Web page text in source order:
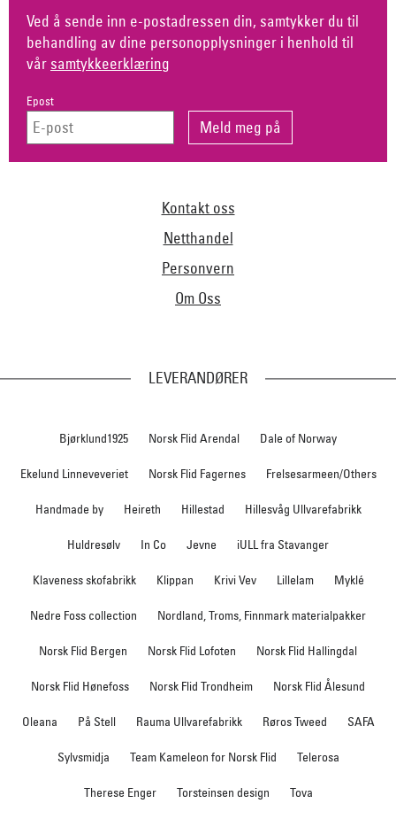
Ved å sende inn e-postadressen din, samtykker du til
behandling av dine personopplysninger i henhold til
vår samtykkeerklæring
Epost
Kontakt oss
Netthandel
Personvern
Om Oss
LEVERANDØRER
Bjørklund1925 Norsk Flid Arendal Dale of Norway
Ekelund Linneveveriet Norsk Flid Fagernes Frelsesarmeen/Others
Handmade by Heireth Hillestad Hillesvåg Ullvarefabrikk
Huldresølv In Co Jevne iULL fra Stavanger
Klaveness skofabrikk Klippan Krivi Vev Lillelam Myklé
Nedre Foss collection Nordland, Troms, Finnmark materialpakker
Norsk Flid Bergen Norsk Flid Lofoten Norsk Flid Hallingdal
Norsk Flid Hønefoss Norsk Flid Trondheim Norsk Flid Ålesund
Oleana På Stell Rauma Ullvarefabrikk Røros Tweed SAFA
Sylvsmidja Team Kameleon for Norsk Flid Telerosa
Therese Enger Torsteinsen design Tova